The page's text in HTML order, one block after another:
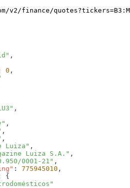
/v2/finance/quotes?tickers=
0
Luiza"
Luiza S.A."
0001-21"
: 775945010